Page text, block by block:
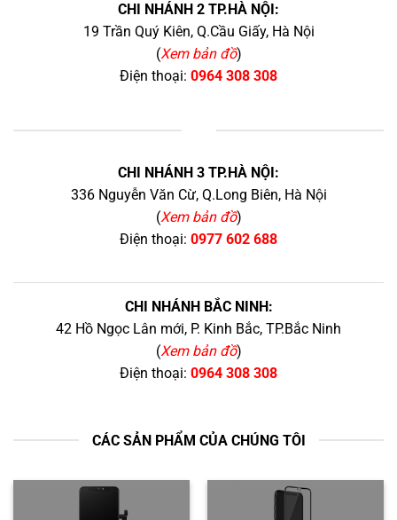
CHI NHÁNH 2 TP.HÀ NỘI:
19 Trần Quý Kiên, Q.Cầu Giấy, Hà Nội
(Xem bản đồ)
Điện thoại: 0964 308 308
CHI NHÁNH 3 TP.HÀ NỘI:
336 Nguyễn Văn Cừ, Q.Long Biên, Hà Nội
(Xem bản đồ)
Điện thoại: 0977 602 688
CHI NHÁNH BẮC NINH:
42 Hồ Ngọc Lân mới, P. Kinh Bắc, TP.Bắc Ninh
(Xem bản đồ)
Điện thoại: 0964 308 308
CÁC SẢN PHẨM CỦA CHÚNG TÔI